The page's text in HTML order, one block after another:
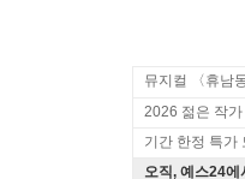
2026 젊은 작가
기간 한정 특가
오직, 예스24에